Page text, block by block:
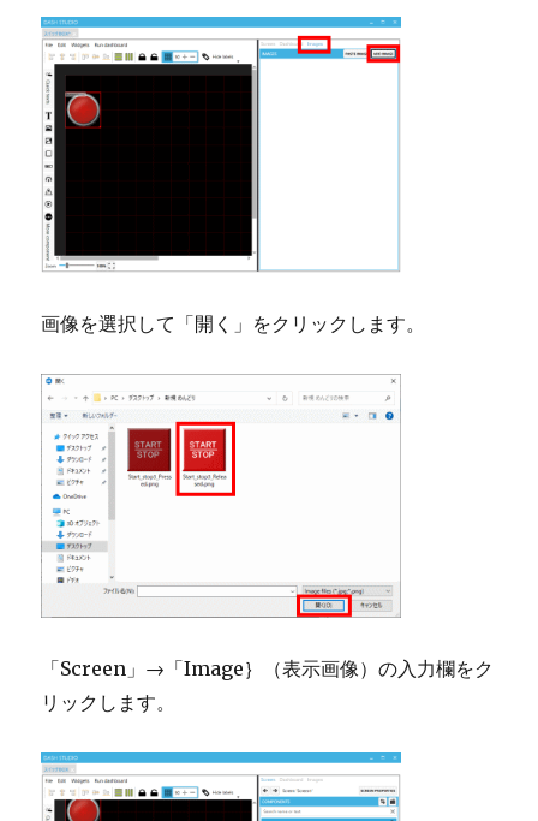
画像を選択して「開く」をクリックします。
「Screen」→「Image｝（表示画像）の入力欄をク
リックします。